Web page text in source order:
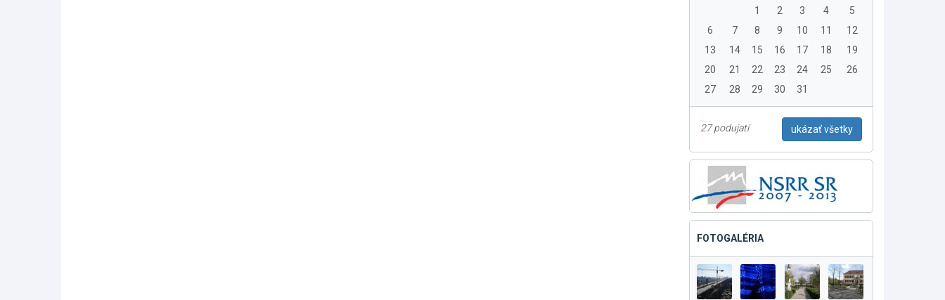
1
2 3 4
5
6
7 8 9 10 11
12
13
14 15 16 17 18
19
20
21 22 23 24 25
26
27
28 29 30 31
27 podujatí ukázať všetky
FOTOGALÉRIA